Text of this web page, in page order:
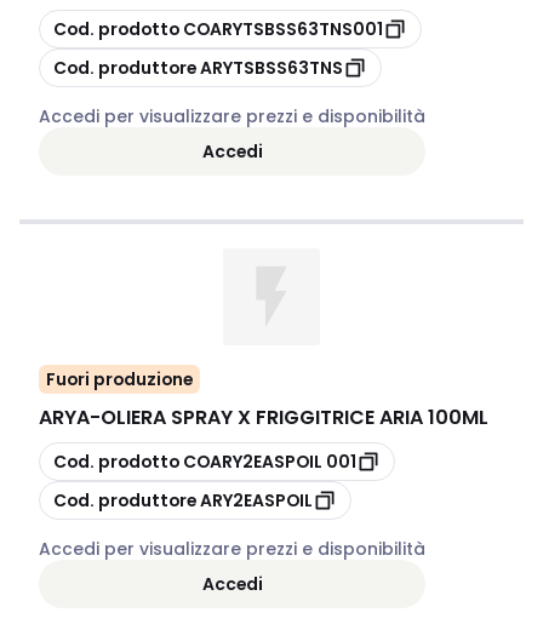
copia
Cod. prodotto COARYTSBSS63TNS001
copia
Cod. produttoreARYTSBSS63TNS
Accedi per visualizzare prezzi e disponibilità
Accedi
Fuori produzione
ARYA-OLIERA SPRAY X FRIGGITRICE ARIA 100ML
copia
Cod. prodotto
COARY2EASPOIL 001
copia
Cod. produttoreARY2EASPOIL
Accedi per visualizzare prezzi e disponibilità
Accedi